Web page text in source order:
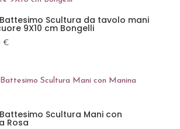
Scultura da tavolo mani
9X10 cm Bongelli
€
Scultura Mani con
Rosa